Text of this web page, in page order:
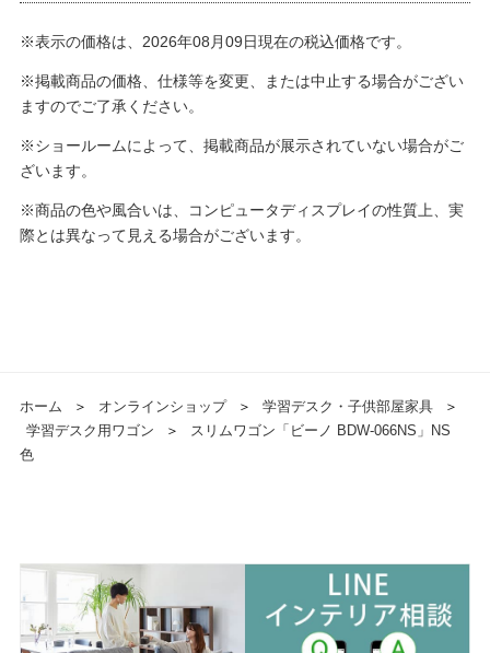
※表示の価格は、2026年08月09日現在の税込価格です。
※掲載商品の価格、仕様等を変更、または中止する場合がござい
ますのでご了承ください。
※ショールームによって、掲載商品が展示されていない場合がご
ざいます。
※商品の色や風合いは、コンピュータディスプレイの性質上、実
際とは異なって見える場合がございます。
ホーム ＞ オンラインショップ ＞ 学習デスク・子供部屋家具
＞
学習デスク用ワゴン
＞
スリムワゴン「ビーノ BDW-066NS」NS
色